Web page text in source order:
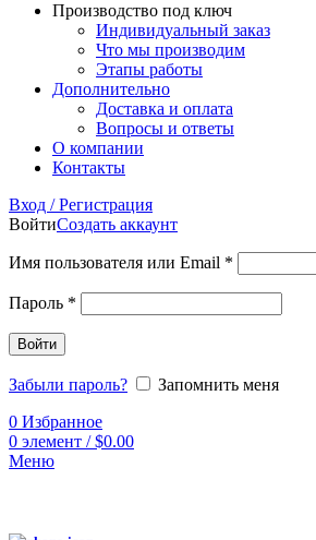
Производство под ключ
Индивидуальный заказ
Что мы производим
Этапы работы
Дополнительно
Доставка и оплата
Вопросы и ответы
О компании
Контакты
Вход / Регистрация
ВойтиСоздать аккаунт
Имя пользователя или Email *
Пароль *
Войти
Забыли пароль?
Запомнить меня
0 Избранное
0 элемент / $0.00
Меню